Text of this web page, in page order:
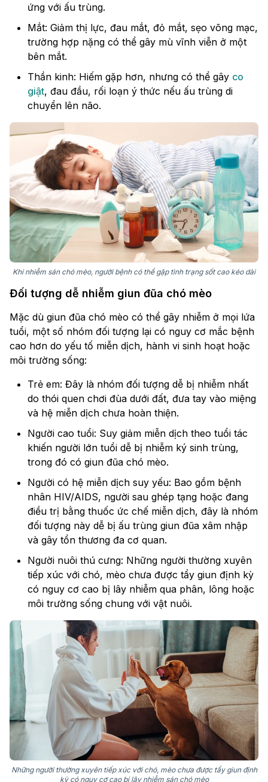
ứng với ấu trùng.
Mắt: Giảm thị lực, đau mắt, đỏ mắt, sẹo võng mạc,
trường hợp nặng có thể gây mù vĩnh viễn ở một
bên mắt.
Thần kinh: Hiếm gặp hơn, nhưng có thể gây co
giật, đau đầu, rối loạn ý thức nếu ấu trùng di
chuyển lên não.
Khi nhiễm sán chó mèo, người bệnh có thể gặp tình trạng sốt cao kéo dài
Đối tượng dễ nhiễm giun đũa chó mèo
Mặc dù giun đũa chó mèo có thể gây nhiễm ở mọi lứa
tuổi, một số nhóm đối tượng lại có nguy cơ mắc bệnh
cao hơn do yếu tố miễn dịch, hành vi sinh hoạt hoặc
môi trường sống:
Trẻ em: Đây là nhóm đối tượng dễ bị nhiễm nhất
do thói quen chơi đùa dưới đất, đưa tay vào miệng
và hệ miễn dịch chưa hoàn thiện.
Người cao tuổi: Suy giảm miễn dịch theo tuổi tác
khiến người lớn tuổi dễ bị nhiễm ký sinh trùng,
trong đó có giun đũa chó mèo.
Người có hệ miễn dịch suy yếu: Bao gồm bệnh
nhân HIV/AIDS, người sau ghép tạng hoặc đang
điều trị bằng thuốc ức chế miễn dịch, đây là nhóm
đối tượng này dễ bị ấu trùng giun đũa xâm nhập
và gây tổn thương đa cơ quan.
Người nuôi thú cưng: Những người thường xuyên
tiếp xúc với chó, mèo chưa được tẩy giun định kỳ
có nguy cơ cao bị lây nhiễm qua phân, lông hoặc
môi trường sống chung với vật nuôi.
Những người thường xuyên tiếp xúc với chó, mèo chưa được tẩy giun định
kỳ có nguy cơ cao bị lây nhiễm sán chó mèo